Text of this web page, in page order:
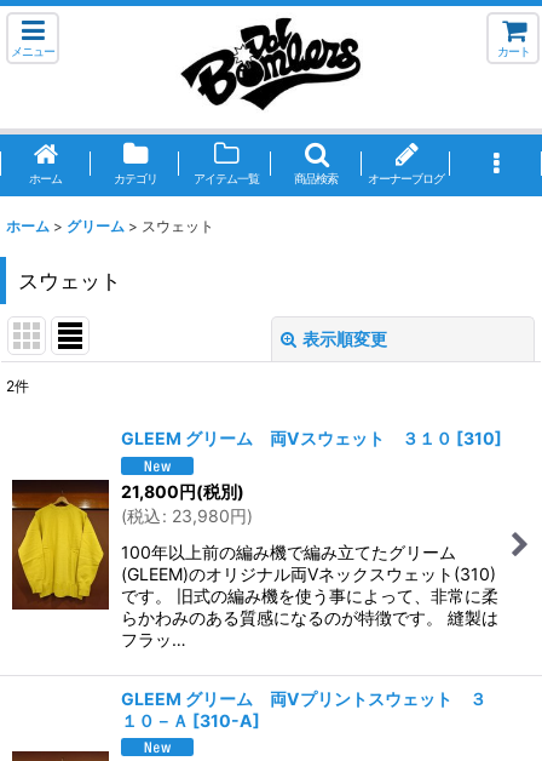
メニュー カート
ホーム カテゴリ アイテム一覧 商品検索 オーナーブログ
ホーム > グリーム > スウェット
スウェット
表示順変更
並び順:
絞り込む
2件
GLEEM グリーム 両Vスウェット ３１０ [310]
21,800円(税別)
(税込: 23,980円)
100年以上前の編み機で編み立てたグリーム
(GLEEM)のオリジナル両Vネックスウェット(310)
です。 旧式の編み機を使う事によって、非常に柔
らかわみのある質感になるのが特徴です。 縫製は
フラッ…
GLEEM グリーム 両Vプリントスウェット ３
１０－Ａ [310-A]